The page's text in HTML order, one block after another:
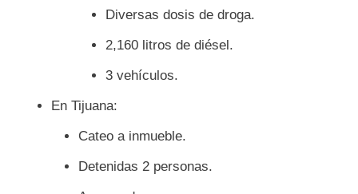
Diversas dosis de droga.
2,160 litros de diésel.
3 vehículos.
En Tijuana:
Cateo a inmueble.
Detenidas 2 personas.